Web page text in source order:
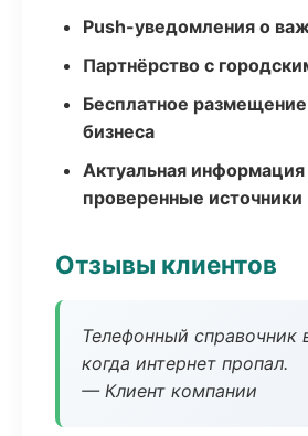
Push-уведомления о
Партнёрство с
Бесплатное
бизнеса
Актуальная
проверенные источники
Отзывы клиентов
Телефонный справочник
когда интернет пропал.
— Клиент компании